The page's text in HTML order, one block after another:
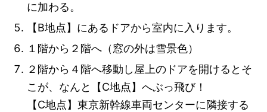
に加わる。
【B地点】にあるドアから室内に入ります。
１階から２階へ（窓の外は雪景色）
２階から４階へ移動し屋上のドアを開けるとそ
こが、なんと【C地点】へぶっ飛び！
【C地点】東京新幹線車両センターに隣接する